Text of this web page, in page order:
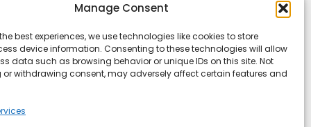
Manage Consent
best experiences, we use technologies like cookies to store
device information. Consenting to these technologies will allow
data such as browsing behavior or unique IDs on this site. Not
withdrawing consent, may adversely affect certain features and